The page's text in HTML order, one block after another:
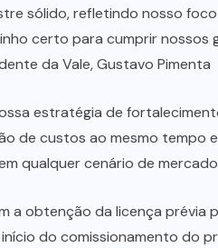
sólido, refletindo nosso
certo para cumprir nossos
da Vale, Gustavo Pimenta
estratégia de
de custos ao mesmo tempo
qualquer cenário de
a obtenção da licença
início do comissionamento do